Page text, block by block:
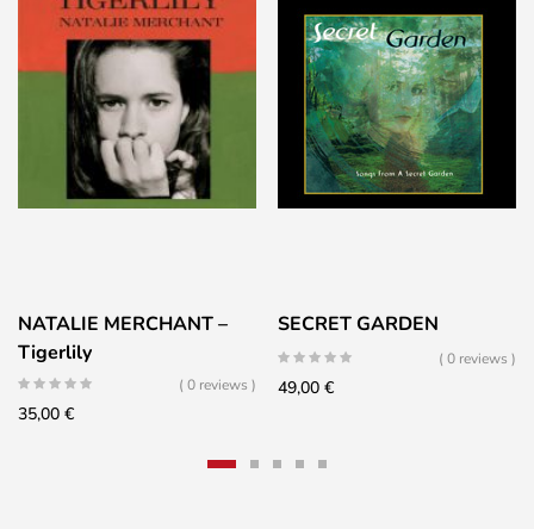
NATALIE MERCHANT –
Tigerlily
( 0 reviews )
35,00 €
SECRET GARDEN
( 0 reviews )
49,00 €